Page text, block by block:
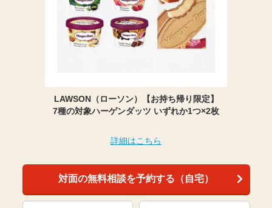
LAWSON（ローソン）【お持ち帰り限定】
7種の対象ハーゲンダッツ いずれか1つ×2枚
詳細はこちら
対面の無料相談を予約する（自宅）